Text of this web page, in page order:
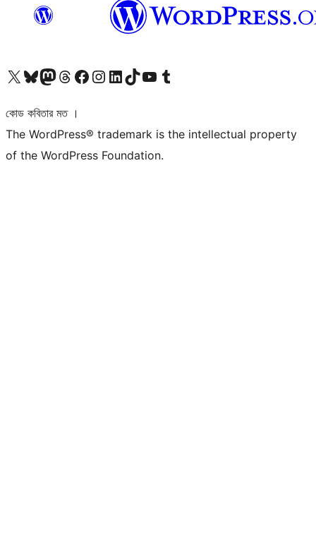
আমাদের X (আগের টুইটার) অ্যাকাউন্টে যানআমাদের Bluesky অ্যাকাউন্টটি দেখুনআমাদের মাস্টোডন অ্যাকাউন্টটি দেখুনআমাদের থ্রেডস অ্যাকাউন্টটি দেখুনআমাদের ফেসবুক পেজ দেখুনআমাদের ইন্সটাগ্রাম অ্যাকাউন্ট দেখুনআমাদের লিঙ্কডইন অ্যাকাউন্টে যানআমাদের TikTok অ্যাকাউন্টটি দেখুনআমাদের ইউটিউব চ্যানেলে যান আমাদের টাম্বলার অ্যাকাউন্ট দেখুন
কোড কবিতার মত ।
The WordPress® trademark is the intellectual property
of the WordPress Foundation.